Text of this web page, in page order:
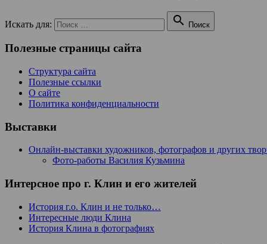
Искать для:  Поиск
Полезные страницы сайта
Структура сайта
Полезные ссылки
О сайте
Политика конфиденциальности
Выставки
Онлайн-выставки художников, фотографов и других
Фото-работы Василия Кузьмина
Интерсное про г. Клин и его жителей
История г.о. Клин и не только…
Интересные люди Клина
История Клина в фотографиях